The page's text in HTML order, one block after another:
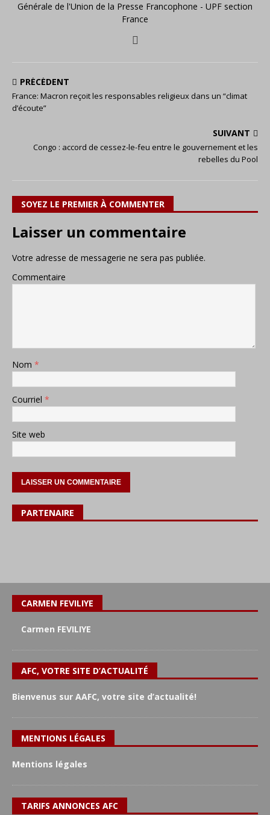
Générale de l'Union de la Presse Francophone - UPF section
France
PRÉCÉDENT
France: Macron reçoit les responsables religieux dans un “climat
d’écoute”
SUIVANT
Congo : accord de cessez-le-feu entre le gouvernement et les
rebelles du Pool
SOYEZ LE PREMIER À COMMENTER
Laisser un commentaire
Votre adresse de messagerie ne sera pas publiée.
Commentaire
Nom *
Courriel *
Site web
PARTENAIRE
CARMEN FEVILIYE
Carmen FEVILIYE
AFC, VOTRE SITE D’ACTUALITÉ
Bienvenus sur AAFC, votre site d’actualité!
MENTIONS LÉGALES
Mentions légales
TARIFS ANNONCES AFC